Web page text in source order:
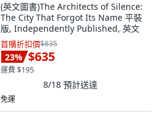
(英文圖書)The Architects of Silence:
The City That Forgot Its Name 平裝
版, Independently Published, 英文
首購折扣價$835
23% $635
運費 $195
8/18 預計送達
免運